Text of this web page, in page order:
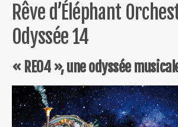
Rêve d’Éléphant
Odyssée 14
« REO4 », une odyssée